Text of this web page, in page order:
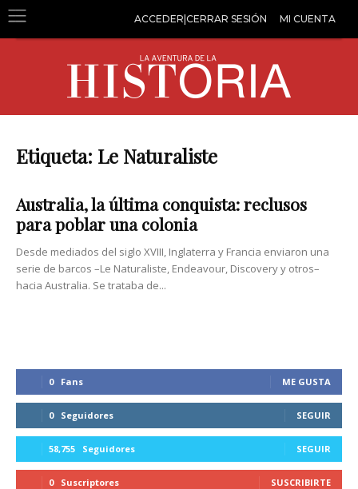
ACCEDER|CERRAR SESIÓN MI CUENTA
Etiqueta: Le Naturaliste
Australia, la última conquista: reclusos
para poblar una colonia
Desde mediados del siglo XVIII, Inglaterra y Francia enviaron una
serie de barcos –Le Naturaliste, Endeavour, Discovery y otros–
hacia Australia. Se trataba de...
0 Fans ME GUSTA
0 Seguidores SEGUIR
58,755 Seguidores SEGUIR
0 Suscriptores SUSCRIBIRTE